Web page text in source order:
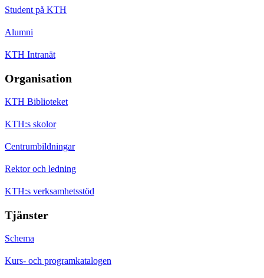
Student på KTH
Alumni
KTH Intranät
Organisation
KTH Biblioteket
KTH:s skolor
Centrumbildningar
Rektor och ledning
KTH:s verksamhetsstöd
Tjänster
Schema
Kurs- och programkatalogen